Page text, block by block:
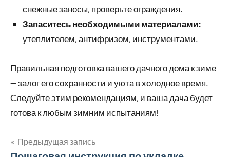
снежные заносы, проверьте ограждения.
Запаситесь необходимыми материалами:
утеплителем, антифризом, инструментами.
Правильная подготовка вашего дачного дома к зиме
— залог его сохранности и уюта в холодное время.
Следуйте этим рекомендациям, и ваша дача будет
готова к любым зимним испытаниям!
Предыдущая запись